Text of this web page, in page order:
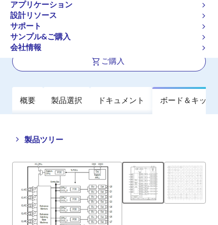
アプリケーション
設計リソース
サポート
サンプル&ご購入
会社情報
クロナイザ
ご購入
概要 製品選択 ドキュメント ボード＆キット
製品ツリー
Close
tree
Open
tree